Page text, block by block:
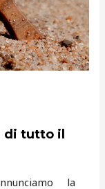
di tutto il
la